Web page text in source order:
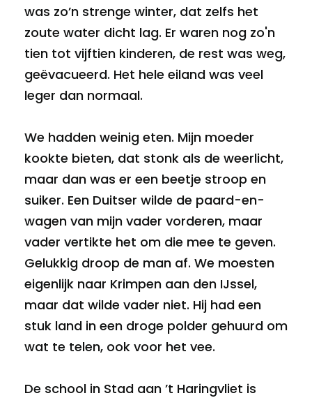
was zo’n strenge winter, dat zelfs het
zoute water dicht lag. Er waren nog zo'n
tien tot vijftien kinderen, de rest was weg,
geëvacueerd. Het hele eiland was veel
leger dan normaal.
We hadden weinig eten. Mijn moeder
kookte bieten, dat stonk als de weerlicht,
maar dan was er een beetje stroop en
suiker. Een Duitser wilde de paard-en-
wagen van mijn vader vorderen, maar
vader vertikte het om die mee te geven.
Gelukkig droop de man af. We moesten
eigenlijk naar Krimpen aan den IJssel,
maar dat wilde vader niet. Hij had een
stuk land in een droge polder gehuurd om
wat te telen, ook voor het vee.
De school in Stad aan ’t Haringvliet is